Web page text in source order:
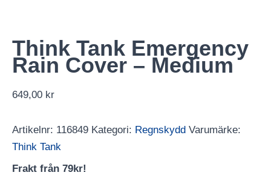
Think Tank Emergency
Rain Cover – Medium
649,00 kr
Artikelnr: 116849 Kategori: Regnskydd Varumärke:
Think Tank
Frakt från 79kr!